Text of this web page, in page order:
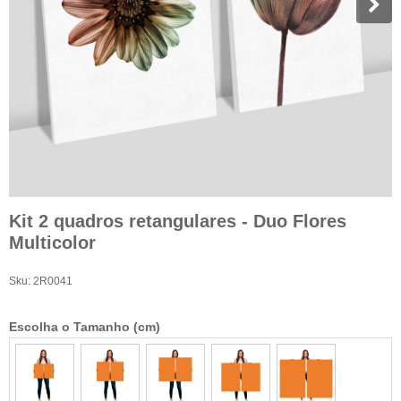
Kit 2 quadros retangulares - Duo Flores
Multicolor
Sku: 2R0041
Escolha o Tamanho (cm)